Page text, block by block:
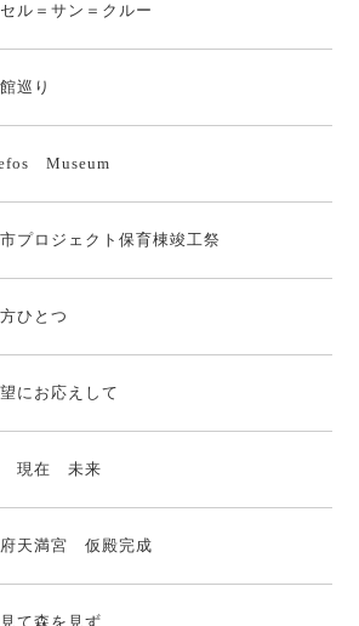
ル＝サン＝クルー
巡り
Museum
プロジェクト保育棟竣工祭
ひとつ
にお応えして
現在 未来
天満宮 仮殿完成
て森を見ず